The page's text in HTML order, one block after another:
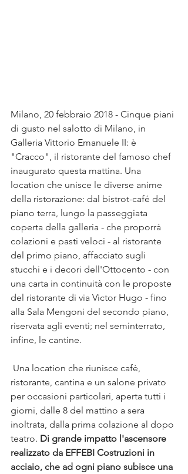
Milano, 20 febbraio 2018 - Cinque piani
di gusto nel salotto di Milano, in
Galleria Vittorio Emanuele II: è
"Cracco", il ristorante del famoso chef
inaugurato questa mattina. Una
location che unisce le diverse anime
della ristorazione: dal bistrot-café del
piano terra, lungo la passeggiata
coperta della galleria - che proporrà
colazioni e pasti veloci - al ristorante
del primo piano, affacciato sugli
stucchi e i decori dell'Ottocento - con
una carta in continuità con le proposte
del ristorante di via Victor Hugo - fino
alla Sala Mengoni del secondo piano,
riservata agli eventi; nel seminterrato,
infine, le cantine.
ristorante, cantina e un salone privato
per occasioni particolari, aperta tutti i
giorni, dalle 8 del mattino a sera
inoltrata, dalla prima colazione al dopo
teatro. Di grande impatto l'ascensore
realizzato da EFFEBI Costruzioni in
acciaio, che ad ogni piano subisce una